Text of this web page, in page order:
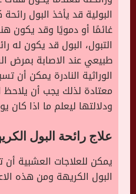
البولية قد يأخذ البول
غائمًا أو دمويًا وقد يكون
التبول، البول قد يكون له
طبيعي عند الاصابة بمرض
الوراثية النادرة يمكن أن
معتادة لذلك يجب أن يلاحظ
ودلالتها ليعلم ما اذا
علاج رائحة البول
يمكن للعلاجات العشبية أن
البول الكريهة ومن هذه